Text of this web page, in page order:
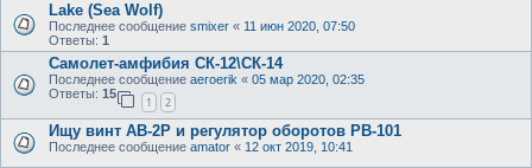
Lake (Sea Wolf)
Последнее сообщение smixer « 11 июн 2020, 07:50
Ответы: 1
Самолет-амфибия СК-12\СК-14
Последнее сообщение aeroerik « 05 мар 2020, 02:35
Ответы: 15
1 2
Ищу винт АВ-2Р и регулятор оборотов РВ-101
Последнее сообщение amator « 12 окт 2019, 10:41